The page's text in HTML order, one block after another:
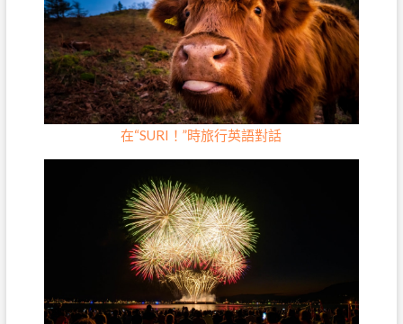
在“SURI！”時旅行英語對話